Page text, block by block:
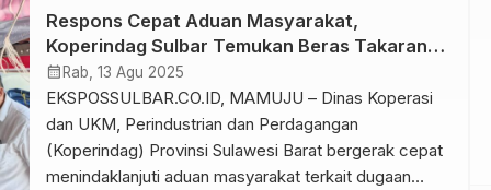
Respons Cepat Aduan Masyarakat,
Koperindag Sulbar Temukan Beras Takaran
Palsu
calendar_month Rab, 13 Agu 2025
EKSPOSSULBAR.CO.ID, MAMUJU – Dinas Koperasi
dan UKM, Perindustrian dan Perdagangan
(Koperindag) Provinsi Sulawesi Barat bergerak cepat
menindaklanjuti aduan masyarakat terkait dugaan